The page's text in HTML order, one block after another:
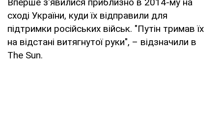
сході України, куди їх відправили для
підтримки російських військ. "Путін тримав їх
на відстані витягнутої руки", – відзначили в
The Sun.